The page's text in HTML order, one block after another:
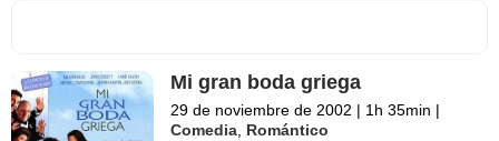
Mi gran boda griega
29 de noviembre de 2002 | 1h 35min |
Comedia Romántico